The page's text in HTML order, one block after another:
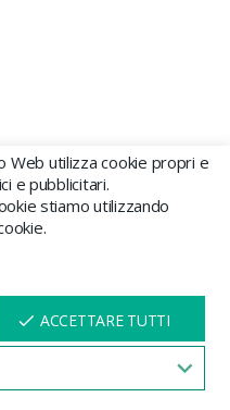
Web utilizza cookie propri e
e pubblicitari.
stiamo utilizzando
ACCETTARE TUTTI
SITO
E QUI
SCONTO